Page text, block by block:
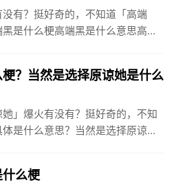
有？挺好奇的，不知道「高端
是什么梗高端黑是什么意思高端
？当然是选择原谅她是什么
」爆火有没有？挺好奇的，不知
是什么意思？当然是选择原谅她
什么梗